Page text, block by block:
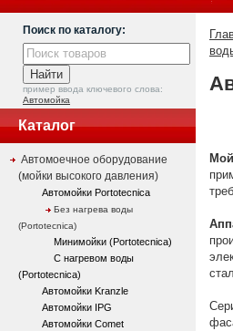
Поиск по каталогу:
пример ввода ключевого слова:
Автомойка
Каталог
Автомоечное оборудование
(мойки высокого давления)
Автомойки Portotecnica
Без нагрева воды
(Portotecnica)
Минимойки (Portotecnica)
С нагревом воды
(Portotecnica)
Автомойки Kranzle
Автомойки IPG
Автомойки Comet